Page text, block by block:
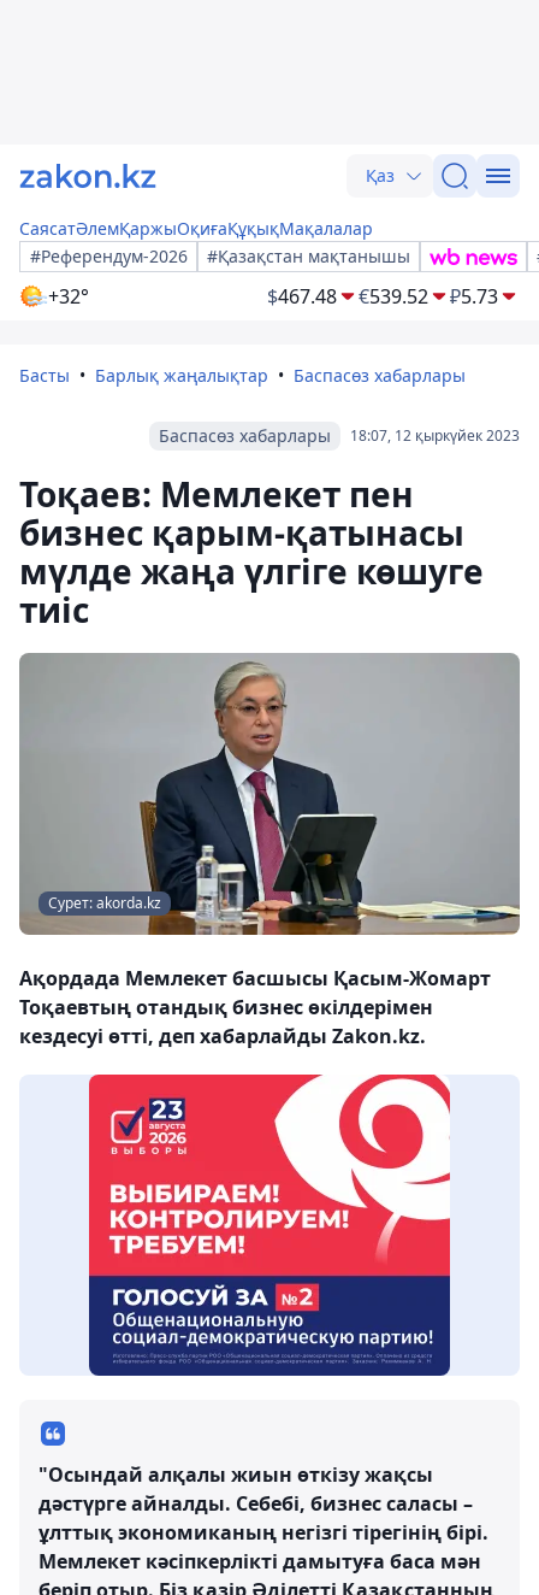
Қаз
СаясатӘлемҚаржыОқиғаҚұқықМақалалар
#Референдум-2026
#Қазақстан мақтанышы
+32° $467.48 €539.52 ₽5.73
Басты Барлық жаңалықтар Баспасөз хабарлары
18:07, 12 қыркүйек 2023
Баспасөз хабарлары
Тоқаев: Мемлекет пен
бизнес қарым-қатынасы
мүлде жаңа үлгіге көшуге
тиіс
Сурет: akorda.kz
Ақордада Мемлекет басшысы Қасым-Жомарт
Тоқаевтың отандық бизнес өкілдерімен
кездесуі өтті, деп хабарлайды Zakon.kz.
"Осындай алқалы жиын өткізу жақсы
дәстүрге айналды. Себебі, бизнес саласы –
ұлттық экономиканың негізгі тірегінің бірі.
Мемлекет кәсіпкерлікті дамытуға баса мән